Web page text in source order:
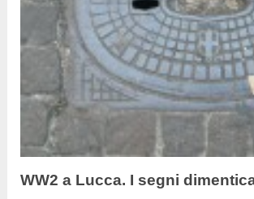
WW2 a Lucca. I segni